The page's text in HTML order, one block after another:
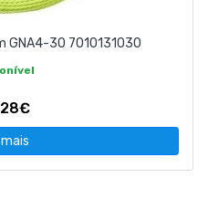
GNA4-30 7010131030